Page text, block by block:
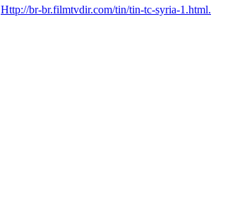
Http://br-br.filmtvdir.com/tin/tin-tc-syria-1.html.